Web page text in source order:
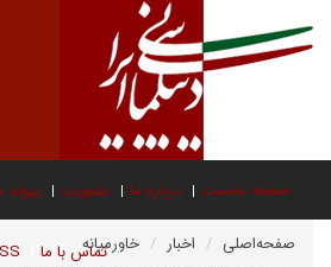
صفحه نخست درباره ما عضویت پیوند
تماس با ما صفحه‌اصلی اخبار
خاورمیانه